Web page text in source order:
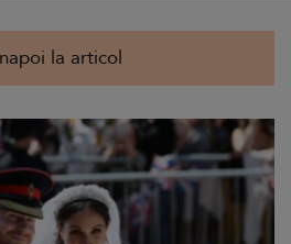
la articol